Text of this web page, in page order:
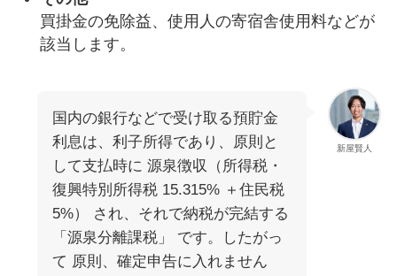
買掛金の免除益、使用人の寄宿舎使用料などが
該当します。
新屋賢人
国内の銀行などで受け取る預貯金
利息は、利子所得であり、原則と
して支払時に 源泉徴収（所得税・
復興特別所得税 15.315% ＋住民税
5%） され、それで納税が完結する
「源泉分離課税」 です。したがっ
て 原則、確定申告に入れません